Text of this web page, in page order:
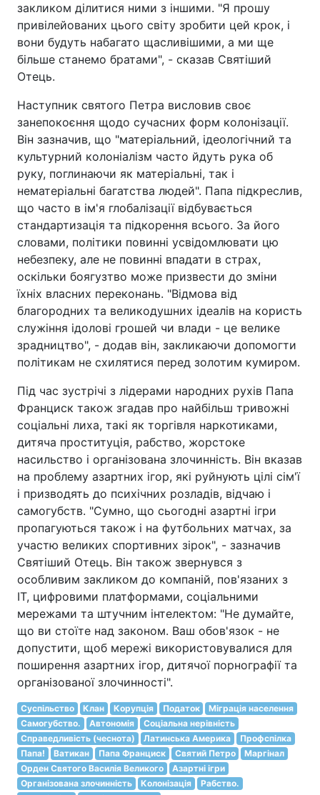
закликом ділитися ними з іншими. "Я прошу
привілейованих цього світу зробити цей крок, і
вони будуть набагато щасливішими, а ми ще
більше станемо братами", - сказав Святіший
Отець.
Наступник святого Петра висловив своє
занепокоєння щодо сучасних форм колонізації.
Він зазначив, що "матеріальний, ідеологічний та
культурний колоніалізм часто йдуть рука об
руку, поглинаючи як матеріальні, так і
нематеріальні багатства людей". Папа підкреслив,
що часто в ім'я глобалізації відбувається
стандартизація та підкорення всього. За його
словами, політики повинні усвідомлювати цю
небезпеку, але не повинні впадати в страх,
оскільки боягузтво може призвести до зміни
їхніх власних переконань. "Відмова від
благородних та великодушних ідеалів на користь
служіння ідолові грошей чи влади - це велике
зрадництво", - додав він, закликаючи допомогти
політикам не схилятися перед золотим кумиром.
Під час зустрічі з лідерами народних рухів Папа
Франциск також згадав про найбільш тривожні
соціальні лиха, такі як торгівля наркотиками,
дитяча проституція, рабство, жорстоке
насильство і організована злочинність. Він вказав
на проблему азартних ігор, які руйнують цілі сім'ї
і призводять до психічних розладів, відчаю і
самогубств. "Сумно, що сьогодні азартні ігри
пропагуються також і на футбольних матчах, за
участю великих спортивних зірок", - зазначив
Святіший Отець. Він також звернувся з
особливим закликом до компаній, пов'язаних з
ІТ, цифровими платформами, соціальними
мережами та штучним інтелектом: "Не думайте,
що ви стоїте над законом. Ваш обов'язок - не
допустити, щоб мережі використовувалися для
поширення азартних ігор, дитячої порнографії та
організованої злочинності".
Суспільство Клан Корупція Податок
Міграція населення
Самогубство.
Автономія
Соціальна нерівність
Справедливість (чеснота)
Латинська Америка
Профспілка
Папа!
Ватикан Папа Франциск Святий Петро
Маргінал
Орден Святого Василія Великого
Азартні ігри
Організована злочинність
Колонізація
Рабство.